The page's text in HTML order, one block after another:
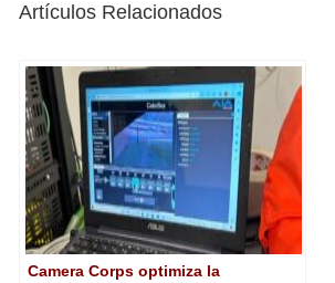
Artículos Relacionados
Camera Corps optimiza la